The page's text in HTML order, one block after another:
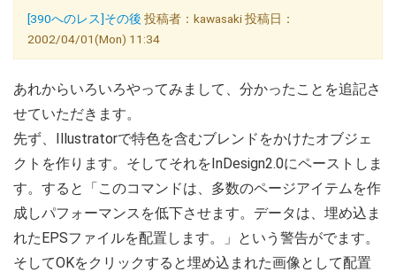
[390へのレス]その後 投稿者：kawasaki 投稿日：
2002/04/01(Mon) 11:34
あれからいろいろやってみまして、分かったことを追記さ
せていただきます。
先ず、Illustratorで特色を含むブレンドをかけたオブジェ
クトを作ります。そしてそれをInDesign2.0にペーストしま
す。すると「このコマンドは、多数のページアイテムを作
成しパフォーマンスを低下させます。データは、埋め込ま
れたEPSファイルを配置します。」という警告がでます。
そしてOKをクリックすると埋め込まれた画像として配置